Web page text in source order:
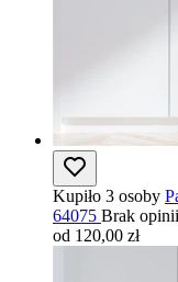
Kupiło 3 osoby
64075 Brak opinii
od 120,00 zł